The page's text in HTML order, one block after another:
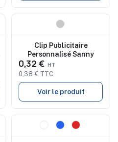
Clip Publicitaire
Personnalisé Sanny
0,32 €
0,38 € TTC
Voir le produit
Nouveau